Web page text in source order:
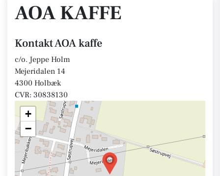
AOA KAFFE
Kontakt AOA kaffe
c/o. Jeppe Holm
Mejeridalen 14
4300 Holbæk
CVR: 30838130
+
−